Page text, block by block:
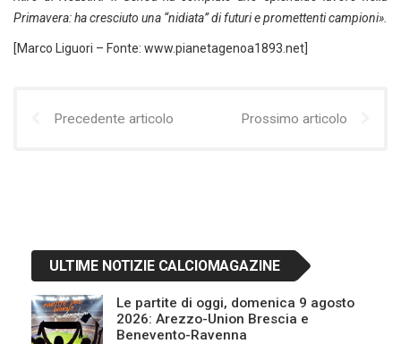
Primavera: ha cresciuto una “nidiata” di futuri e promettenti campioni».
[Marco Liguori – Fonte: www.pianetagenoa1893.net]
Precedente articolo Prossimo articolo
ULTIME NOTIZIE CALCIOMAGAZINE
Le partite di oggi, domenica 9 agosto
2026: Arezzo-Union Brescia e
Benevento-Ravenna